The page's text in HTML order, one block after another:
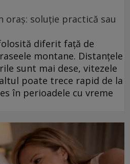
oraș: soluție practică sau
diferit față de
montane. Distanțele
sunt mai dese, vitezele
poate trece rapid de la
în perioadele cu vreme